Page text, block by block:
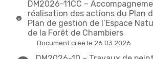
DM2026-11CC –
réalisation des actions du Plan
Plan de gestion de l’Espace
de la Forêt de Chambiers
Document créé le 26.03.2026